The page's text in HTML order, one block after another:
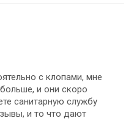
с клопами, мне
и они скоро
санитарную службу
и то что дают